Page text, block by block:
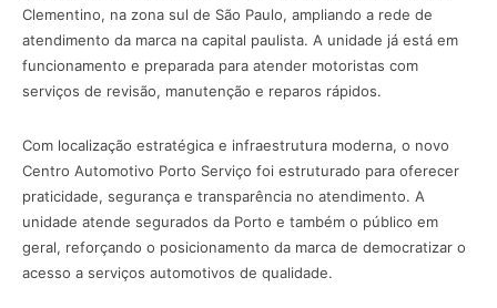
Clementino, na zona sul de São Paulo, ampliando a rede de
atendimento da marca na capital paulista. A unidade já está em
funcionamento e preparada para atender motoristas com
serviços de revisão, manutenção e reparos rápidos.
Com localização estratégica e infraestrutura moderna, o novo
Centro Automotivo Porto Serviço foi estruturado para oferecer
praticidade, segurança e transparência no atendimento. A
unidade atende segurados da Porto e também o público em
geral, reforçando o posicionamento da marca de democratizar o
acesso a serviços automotivos de qualidade.